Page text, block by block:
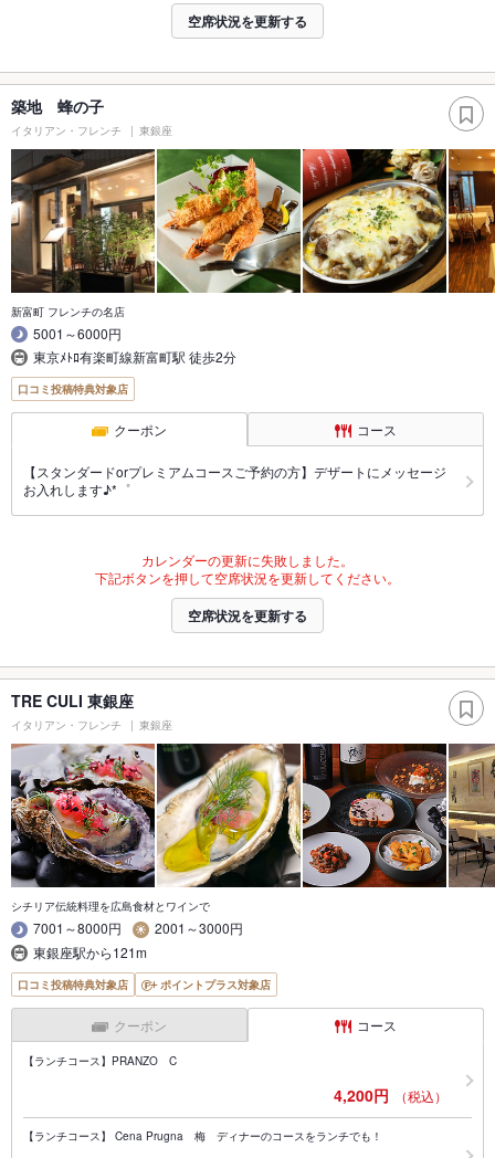
空席状況を更新する
築地 蜂の子
イタリアン・フレンチ 東銀座
新富町 フレンチの名店
5001～6000円
東京ﾒﾄﾛ有楽町線新富町駅 徒歩2分
口コミ投稿特典対象店
クーポン コース
【スタンダードorプレミアムコースご予約の方】デザートにメッセージ
お入れします♪*゜
カレンダーの更新に失敗しました。
下記ボタンを押して空席状況を更新してください。
空席状況を更新する
TRE CULI 東銀座
イタリアン・フレンチ 東銀座
シチリア伝統料理を広島食材とワインで
7001～8000円
2001～3000円
東銀座駅から121m
口コミ投稿特典対象店 ポイントプラス対象店
クーポン コース
【ランチコース】PRANZO C
4,200円 （税込）
【ランチコース】 Cena Prugna 梅 ディナーのコースをランチでも！